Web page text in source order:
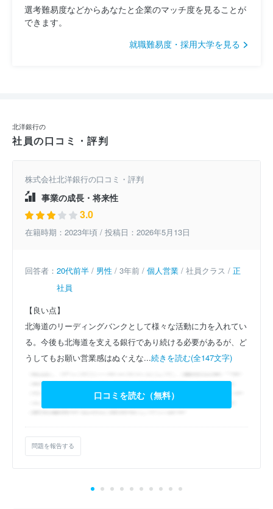
選考難易度などからあなたと企業のマッチ度を見ることが
できます。
就職難易度・採用大学を見る
北洋銀行の
社員の口コミ・評判
株式会社北洋銀行の口コミ・評判
事業の成長・将来性
3.0
在籍時期：2023年頃 / 投稿日：2026年5月13日
回答者： 20代前半 / 男性 / 3年前 / 個人営業 / 社員クラス / 正
社員
【良い点】
北海道のリーディングバンクとして様々な活動に力を入れてい
る。今後も北海道を支える銀行であり続ける必要があるが、ど
うしてもお願い営業感はぬぐえな...続きを読む(全147文字)
口コミを読む（無料）
問題を報告する